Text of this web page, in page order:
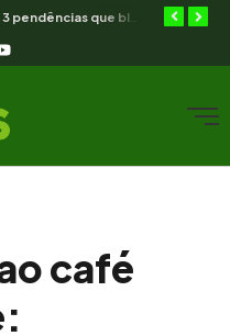
café